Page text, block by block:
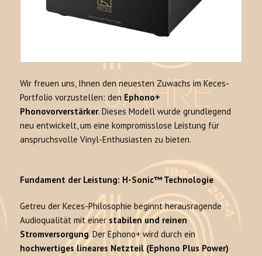
Wir freuen uns, Ihnen den neuesten Zuwachs im Keces-
Portfolio vorzustellen: den Ephono+
Phonovorverstärker. Dieses Modell wurde grundlegend
neu entwickelt, um eine kompromisslose Leistung für
anspruchsvolle Vinyl-Enthusiasten zu bieten.
Fundament der Leistung: H-Sonic™ Technologie
Getreu der Keces-Philosophie beginnt herausragende
Audioqualität mit einer stabilen und reinen
Stromversorgung. Der Ephono+ wird durch ein
hochwertiges lineares Netzteil (Ephono Plus Power)